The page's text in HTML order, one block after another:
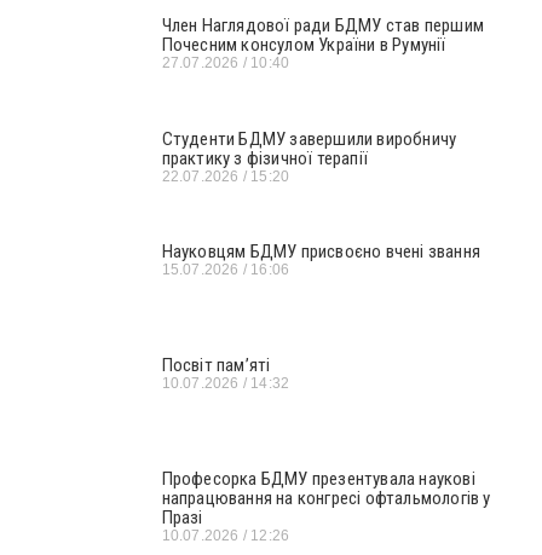
Член Наглядової ради БДМУ став першим
Почесним консулом України в Румунії
27.07.2026 10:40
Студенти БДМУ завершили виробничу
практику з фізичної терапії
22.07.2026 15:20
Науковцям БДМУ присвоєно вчені звання
15.07.2026 16:06
Посвіт пам’яті
10.07.2026 14:32
Професорка БДМУ презентувала наукові
напрацювання на конгресі офтальмологів у
Празі
10.07.2026 12:26